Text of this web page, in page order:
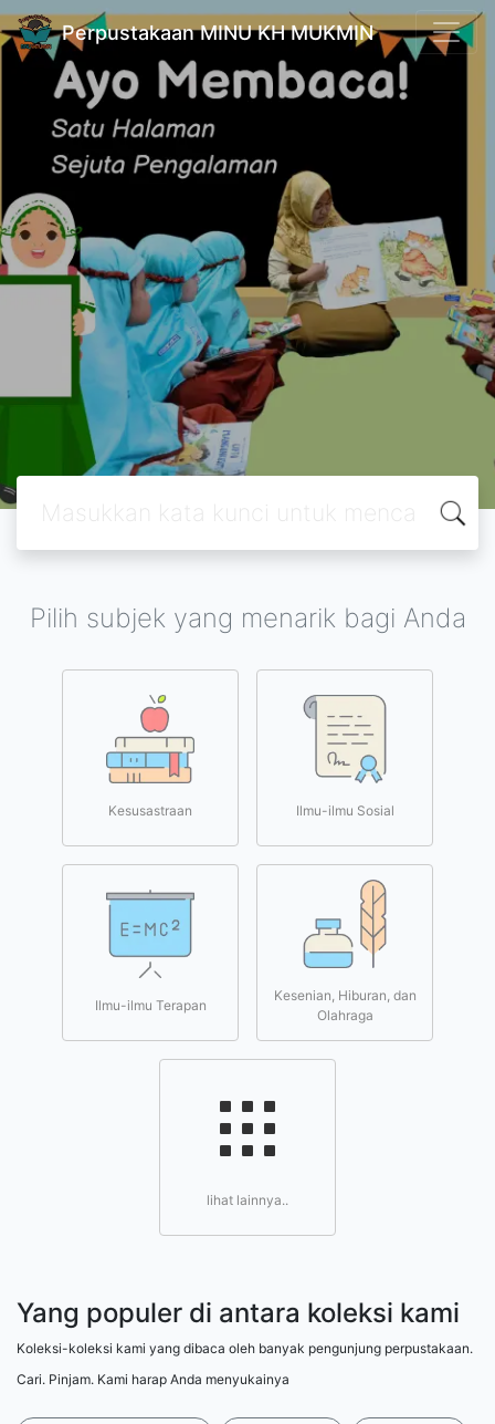
Perpustakaan MINU KH MUKMIN
Pilih subjek yang menarik bagi Anda
Kesusastraan Ilmu-ilmu Sosial
Ilmu-ilmu Terapan
Kesenian, Hiburan, dan
Olahraga
lihat lainnya..
Yang populer di antara koleksi kami
Koleksi-koleksi kami yang dibaca oleh banyak pengunjung perpustakaan.
Cari. Pinjam. Kami harap Anda menyukainya